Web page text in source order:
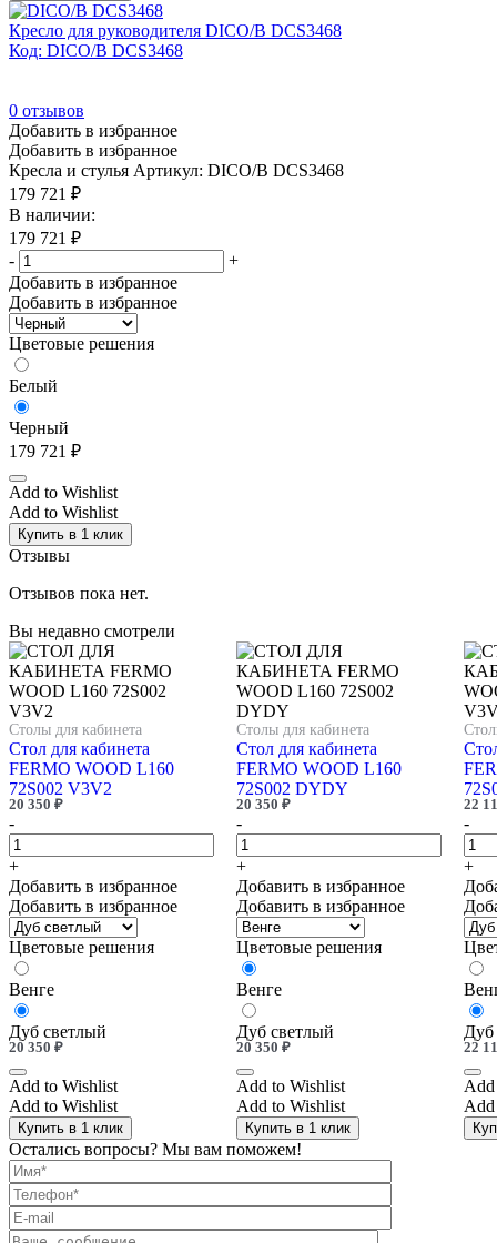
Кресло для руководителя DICO/B DCS3468
Код: DICO/B DCS3468
0 отзывов
Добавить в избранное
Добавить в избранное
Кресла и стулья Артикул: DICO/B DCS3468
179 721 ₽
В наличии:
179 721 ₽
-
+
Добавить в избранное
Добавить в избранное
Цветовые решения
Белый
Черный
179 721 ₽
Add to Wishlist
Add to Wishlist
Купить в 1 клик
Отзывы
Отзывов пока нет.
Вы недавно смотрели
Столы для кабинета
Стол для кабинета
FERMO WOOD L160
72S002 V3V2
20 350 ₽
-
+
Добавить в избранное
Добавить в избранное
Цветовые решения
Венге
Дуб светлый
20 350 ₽
Add to Wishlist
Add to Wishlist
Купить в 1 клик
Столы для кабинета
Стол для кабинета
FERMO WOOD L160
72S002 DYDY
20 350 ₽
-
+
Добавить в избранное
Добавить в избранное
Цветовые решения
Венге
Дуб светлый
20 350 ₽
Add to Wishlist
Add to Wishlist
Купить в 1 клик
22
-
+
Дуб
22
Остались вопросы? Мы вам поможем!